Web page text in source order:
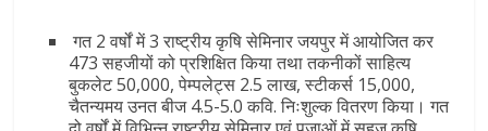
गत 2 वर्षों में 3 राष्ट्रीय कृषि सेमिनार जयपुर में आयोजित कर
473 सहजीयों को प्रशिक्षित किया तथा तकनीकों साहित्य
बुकलेट 50,000, पेम्पलेट्स 2.5 लाख, स्टीकर्स 15,000,
चैतन्यमय उनत बीज 4.5-5.0 कवि. निःशुल्क वितरण किया। गत